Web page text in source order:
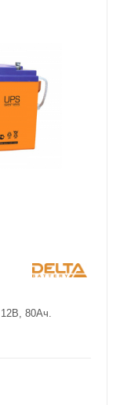
12В, 80Ач.